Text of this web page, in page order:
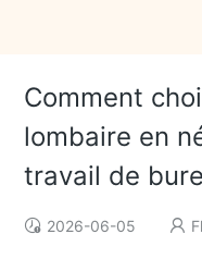
Comment
lombaire en
travail de
2026-06-05